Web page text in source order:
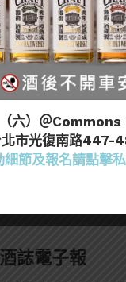
陪伴你—來真的，
了：
該試試「Strong
逆風旗手」：RTD
檸檬沙瓦」打開浮
誌電子報
六）＠Commons
北市光復南路447-
細節及報名請點擊